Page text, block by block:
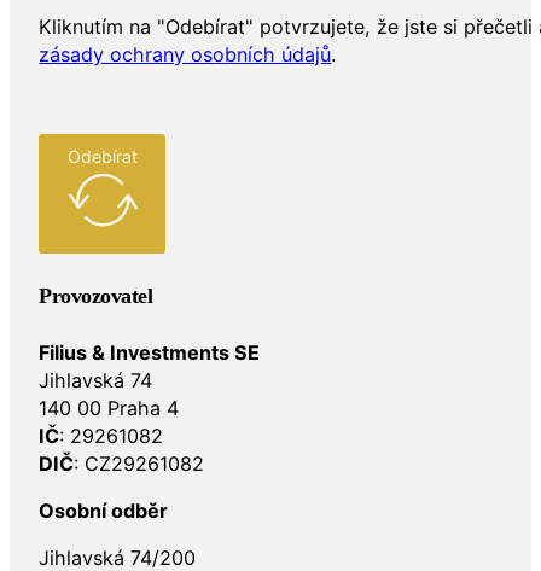
Kliknutím na "Odebírat" potvrzujete, že jste si přečetli
zásady ochrany osobních údajů.
Odebírat
Provozovatel
Filius & Investments SE
Jihlavská 74
140 00 Praha 4
IČ: 29261082
DIČ: CZ29261082
Osobní odběr
Jihlavská 74/200